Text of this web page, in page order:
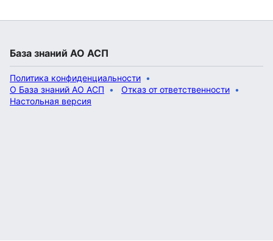
База знаний АО АСП
Политика конфиденциальности
О База знаний АО АСП
Отказ от ответственности
Настольная версия